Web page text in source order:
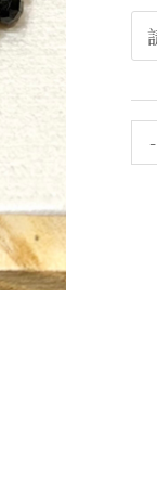
-